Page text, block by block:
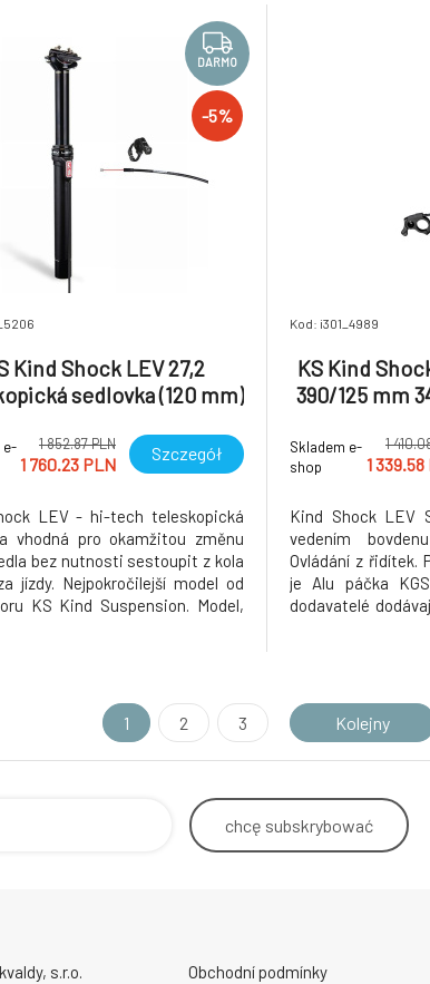
DARMO
-5%
Kind Shock LEV 27,2
sedlovka (120 mm)
e-
1 852.87 PLN
1 760.23 PLN Szczegół
LEV - hi-tech teleskopická
vhodná pro okamžitou změnu
bez nutnosti sestoupit z kola
jízdy. Nejpokročilejší model od
KS Kind Suspension. Model,
Kod: i301_4989
KS Kind
390/125 mm
Skladem e-
shop
1
1
Kind Shock LEV
vedením
Ovládání z řidítek.
je Alu páčka
dodavatelé
1 2 3 Kolejny
chcę subskrybować
s.r.o. Obchodní podmínky